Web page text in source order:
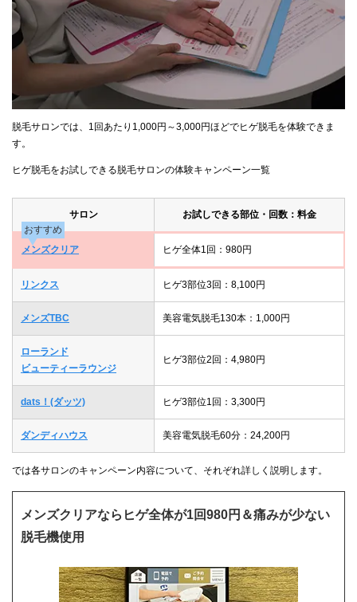
脱毛サロンでは、1回あたり1,000円～3,000円ほどでヒゲ脱毛を体験できま
す。
ヒゲ脱毛をお試しできる脱毛サロンの体験キャンペーン一覧
サロン
お試しできる部位・回数：料金
おすすめ
メンズクリア
ヒゲ全体1回：980円
リンクス ヒゲ3部位3回：8,100円
メンズTBC 美容電気脱毛130本：1,000円
ローランド
ビューティーラウンジ
ヒゲ3部位2回：4,980円
dats！(ダッツ) ヒゲ3部位1回：3,300円
ダンディハウス 美容電気脱毛60分：24,200円
では各サロンのキャンペーン内容について、それぞれ詳しく説明します。
メンズクリアならヒゲ全体が1回980円＆痛みが少ない
脱毛機使用